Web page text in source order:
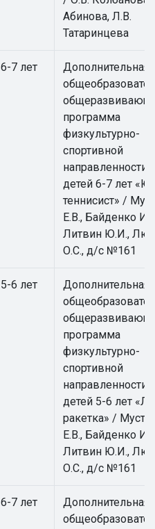
Абинова, Л.В.
Татаринцева
6-7 лет
Дополнительная
программа
физкультурно-
спортивной
направленности
детей 6-7 лет
теннисист» /
Е.В., Байденко
Литвин Ю.И.,
О.С., д/с №161
5-6 лет
Дополнительная
программа
физкультурно-
спортивной
направленности
детей 5-6 лет
ракетка» /
Е.В., Байденко
Литвин Ю.И.,
О.С., д/с №161
6-7 лет
Дополнительная